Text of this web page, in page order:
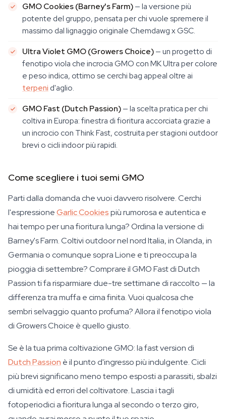
GMO Cookies (Barney's Farm)— la versione più
potente del gruppo, pensata per chi vuole spremere il
massimo dal lignaggio originale Chemdawg x GSC.
Ultra Violet GMO (Growers Choice)— un progetto di
fenotipo viola che incrocia GMO con MK Ultra per colore
e peso indica, ottimo se cerchi bag appeal oltre ai
terpeni d'aglio.
GMO Fast (Dutch Passion)— la scelta pratica per chi
coltiva in Europa: finestra di fioritura accorciata grazie a
un incrocio con Think Fast, costruita per stagioni outdoor
brevi o cicli indoor più rapidi.
Come scegliere i tuoi semi GMO
Parti dalla domanda che vuoi davvero risolvere. Cerchi
l'espressioneGarlic Cookiespiù rumorosa e autentica e
hai tempo per una fioritura lunga? Ordina la versione di
Barney's Farm. Coltivi outdoor nel nord Italia, in Olanda, in
Germania o comunque sopra Lione e ti preoccupa la
pioggia di settembre? Comprare il GMO Fast di Dutch
Passion ti fa risparmiare due-tre settimane di raccolto — la
differenza tra muffa e cima finita. Vuoi qualcosa che
sembri selvaggio quanto profuma? Allora il fenotipo viola
di Growers Choice è quello giusto.
Se è la tua prima coltivazione GMO: la fast version di
Dutch Passion è il punto d'ingresso più indulgente. Cicli
più brevi significano meno tempo esposti a parassiti, sbalzi
di umidità ed errori del coltivatore. Lascia i tagli
fotoperiodici a fioritura lunga al secondo o terzo giro,